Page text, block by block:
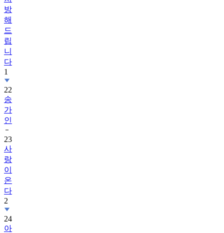
방
해
드
립
니
다
1
22
송
가
인
23
사
랑
이
온
다
2
24
아